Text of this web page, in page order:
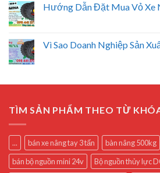
Hướng Dẫn Đặt Mua Vỏ Xe
Vì Sao Doanh Nghiệp Sản
TÌM SẢN PHẨM THEO TỪ
... bán xe nâng tay 3 tấn bàn nâng 500kg
bán bộ nguồn mini 24v
Bộ nguồn thủy lực